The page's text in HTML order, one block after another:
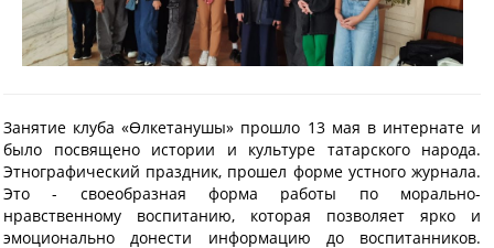
Занятие клуба «Өлкетанушы» прошло 13 мая в интернате и
было посвящено истории и культуре татарского народа.
Этнографический праздник, прошел форме устного журнала.
Это - своеобразная форма работы по морально-
нравственному воспитанию, которая позволяет ярко и
эмоционально донести информацию до воспитанников.